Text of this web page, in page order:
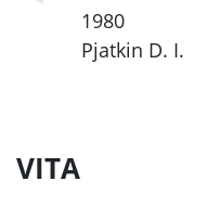
1980
Pjatkin D. I.
VITA